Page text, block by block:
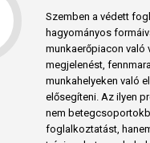
Szemben a védett
hagyományos
munkaerőpiacon való
megjelenést,
munkahelyeken való
elősegíteni. Az ilyen
nem
foglalkoztatást,